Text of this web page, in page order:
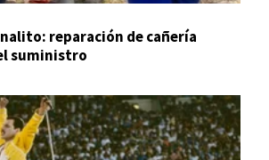
reparación de cañería
suministro